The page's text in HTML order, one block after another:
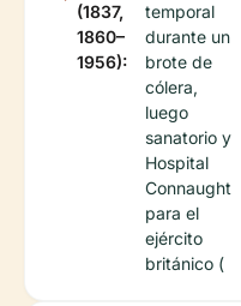
(1837,
1860–
1956):
temporal
durante un
brote de
cólera,
luego
sanatorio y
Hospital
Connaught
para el
ejército
británico (